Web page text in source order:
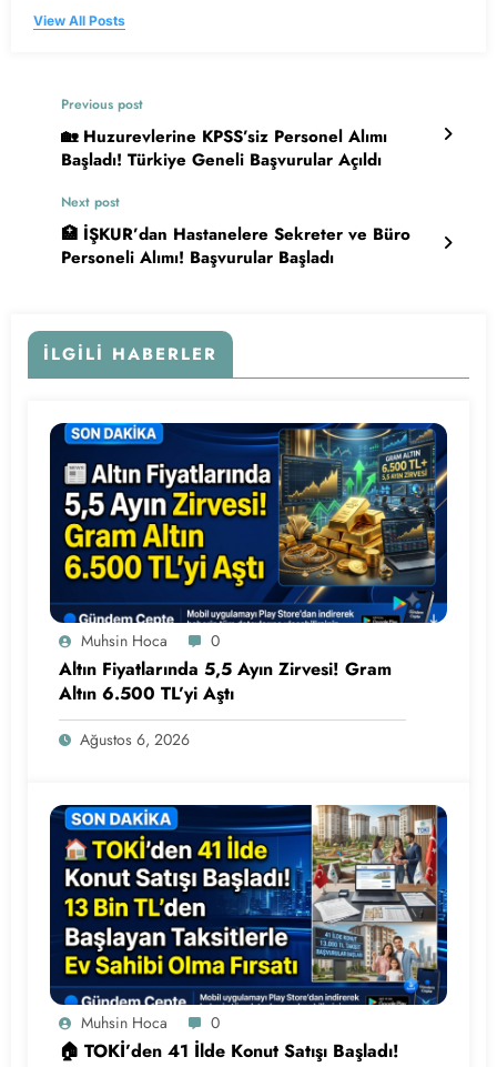
View All Posts
Previous post
🏡 Huzurevlerine KPSS’siz Personel Alımı
Başladı! Türkiye Geneli Başvurular Açıldı
Next post
🏥 İŞKUR’dan Hastanelere Sekreter ve Büro
Personeli Alımı! Başvurular Başladı
İLGILI HABERLER
Muhsin Hoca 0
Altın Fiyatlarında 5,5 Ayın Zirvesi! Gram
Altın 6.500 TL’yi Aştı
Ağustos 6, 2026
Muhsin Hoca 0
🏠 TOKİ’den 41 İlde Konut Satışı Başladı!